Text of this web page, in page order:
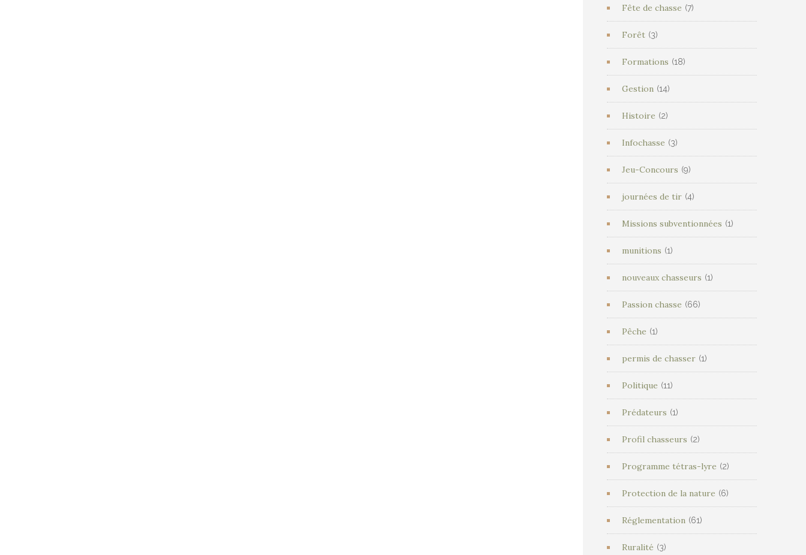
Fête de chasse (7)
Forêt (3)
Formations (18)
Gestion (14)
Histoire (2)
Infochasse (3)
Jeu-Concours (9)
journées de tir (4)
Missions subventionnées (1)
munitions (1)
nouveaux chasseurs (1)
Passion chasse (66)
Pêche (1)
permis de chasser (1)
Politique (11)
Prédateurs (1)
Profil chasseurs (2)
Programme tétras-lyre (2)
Protection de la nature (6)
Réglementation (61)
Ruralité (3)